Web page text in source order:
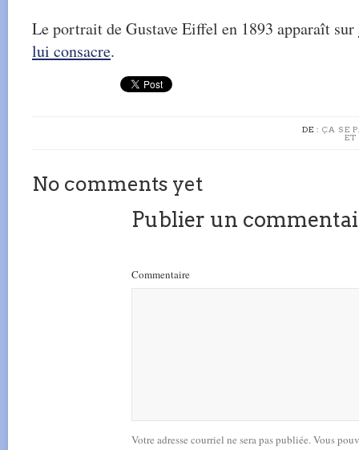
Le portrait de Gustave Eiffel en 1893 apparaît sur
lui consacre.
DE : ÇA SE
ET
No comments yet
Publier un
Commentaire
Votre adresse courriel ne sera pas publiée. Vous